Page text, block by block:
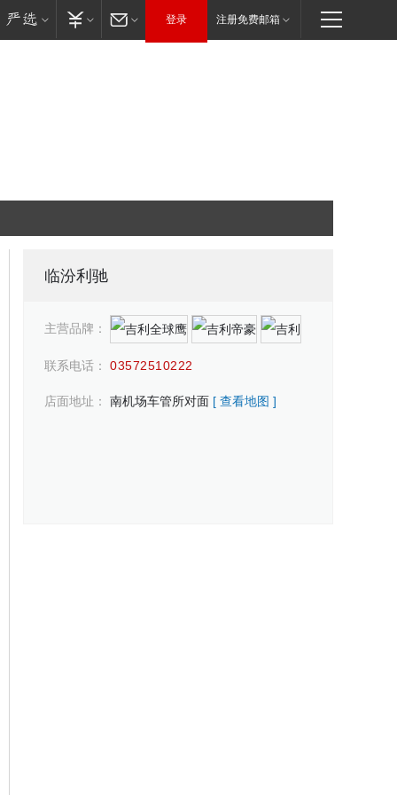
登录 注册免费邮箱
临汾利驰
主营品牌：
联系电话： 03572510222
店面地址： 南机场车管所对面 [ 查看地图 ]